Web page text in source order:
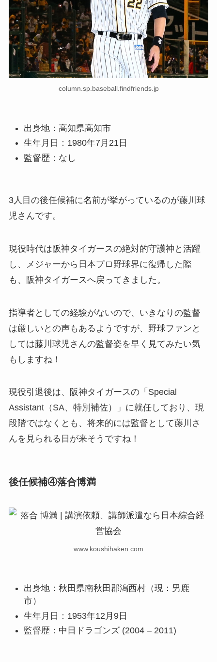
column.sp.baseball.findfriends.jp
出身地：高知県高知市
生年月日：1980年7月21日
監督歴：なし
3人目の後任候補に名前が挙がっているのが藤川球
児さんです。
現役時代は阪神タイガースの絶対的守護神と活躍
し、メジャーから日本プロ野球界に復帰した際
も、阪神タイガースへ戻ってきました。
指導者としての経験がないので、いきなりの監督
は厳しいとの声もあるようですが、野球ファンと
しては藤川球児さんの監督姿を早く見てみたい気
もしますね！
現役引退後は、阪神タイガースの「Special
Assistant（SA、特別補佐）」に就任しており、現
段階ではなくとも、将来的には監督として藤川さ
んを見られる日が来そうですね！
後任候補④落合博満
www.koushihaken.com
出身地：秋田県南秋田郡潟西村（現：男鹿
市）
生年月日：1953年12月9日
監督歴：中日ドラゴンズ (2004 – 2011)